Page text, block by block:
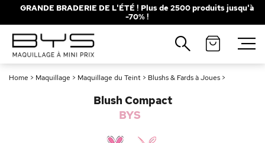
GRANDE BRADERIE DE L'ÉTÉ ! Plus de 2500 produits jusqu'à
-70% !
Home > Maquillage > Maquillage du Teint > Blushs & Fards à Joues >
Blush Compact
BYS
Fermer
Recherches populaires
Mascara
Palette